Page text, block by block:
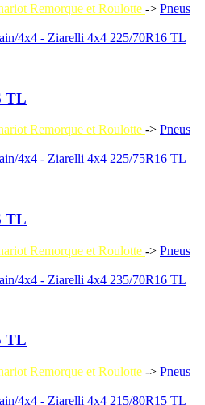
Remorque et Roulotte -> Pneus
TL
Remorque et Roulotte -> Pneus
TL
Remorque et Roulotte -> Pneus
TL
Remorque et Roulotte -> Pneus